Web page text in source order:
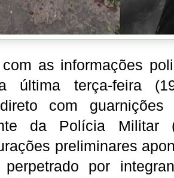
as informações
última terça-feira
com guarnições
da Polícia Militar
preliminares
por